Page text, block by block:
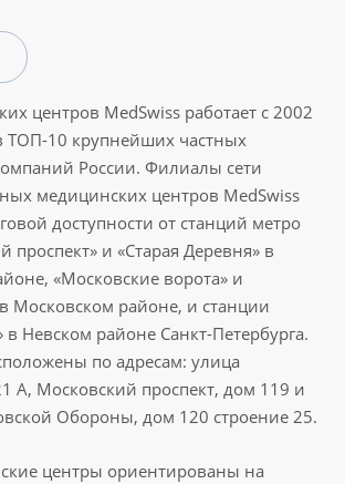
центров MedSwiss работает с 2002
ТОП-10 крупнейших частных
России. Филиалы сети
медицинских центров MedSwiss
доступности от станций метро
проспект» и «Старая Деревня» в
«Московские ворота» и
Московском районе, и станции
в Невском районе Санкт-Петербурга.
по адресам: улица
А, Московский проспект, дом 119 и
Обороны, дом 120 строение 25.
центры ориентированы на